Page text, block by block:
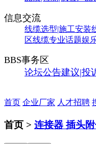
信息交流
线缆选型|施工安装
区线缆专业话题娱
BBS事务区
论坛公告建议|投
首页 企业厂家 人才招聘
首页 > 连接器 插头